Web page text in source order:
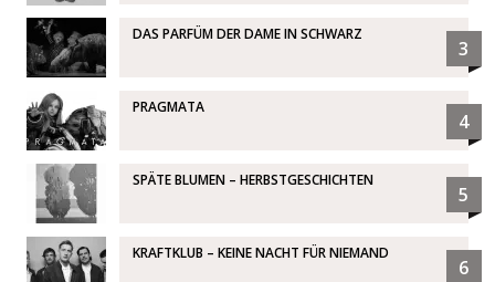
DAS PARFÜM DER DAME IN SCHWARZ
3
PRAGMATA
4
SPÄTE BLUMEN – HERBSTGESCHICHTEN
5
KRAFTKLUB – KEINE NACHT FÜR NIEMAND
6